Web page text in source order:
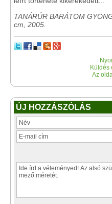
TANÁRÚR BARÁTOM
cm, 2005.
Küldés
Az
ÚJ HOZZÁSZÓLÁS